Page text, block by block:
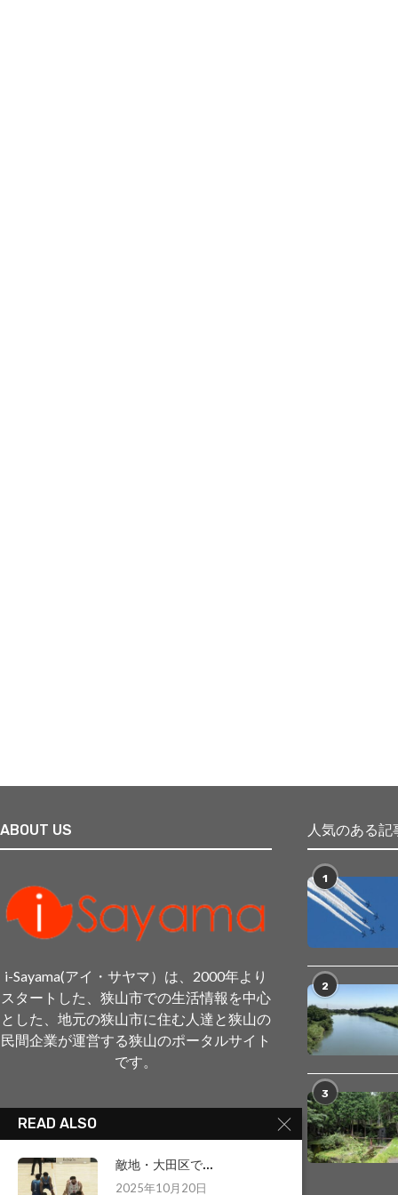
ABOUT US
i-Sayama(アイ・サヤマ）は、2000年より
スタートした、狭山市での生活情報を中心
とした、地元の狭山市に住む人達と狭山の
民間企業が運営する狭山のポータルサイト
です。
人気のある記
1
2
3
READ ALSO
敵地・大田区で...
2025年10月20日